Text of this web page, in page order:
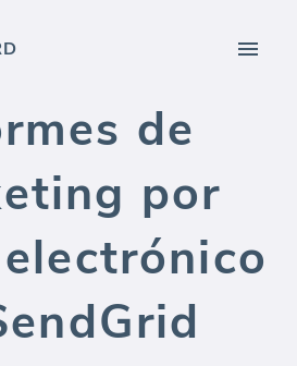
de
por